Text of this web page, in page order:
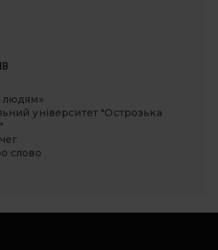
людям»
університет "Острозька
слово